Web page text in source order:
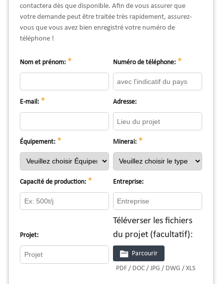
contactera dès que disponible. Afin de vous assurer que
votre demande peut être traitée très rapidement, assurez-
vous que vous avez bien enregistré votre numéro de
téléphone !
Nom et prénom: * Numéro de téléphone: *
E-mail: * Adresse:
Équipement: * Minerai: *
Capacité de production: * Entreprise:
Projet:
Téléverser les fichiers
du projet (facultatif):
Parcourir
PDF / DOC / JPG / DWG / XLS